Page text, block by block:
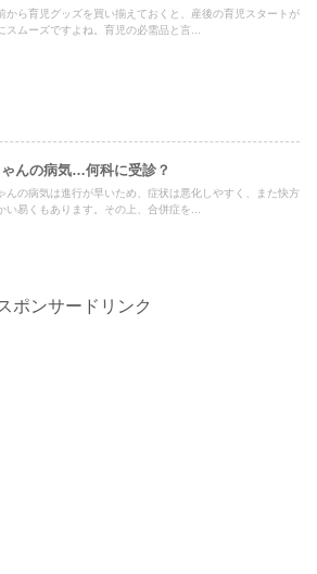
から育児グッズを買い揃えておくと、産後の育児スタートが
スムーズですよね。育児の必需品と言...
んの病気…何科に受診？
んの病気は進行が早いため、症状は悪化しやすく、また快方
い易くもあります。その上、合併症を...
ポンサードリンク